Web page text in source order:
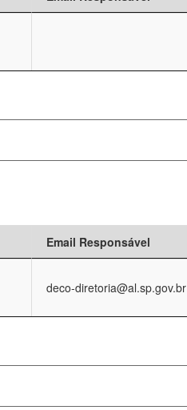
Email Responsável
deco-diretoria@al.sp.gov.br